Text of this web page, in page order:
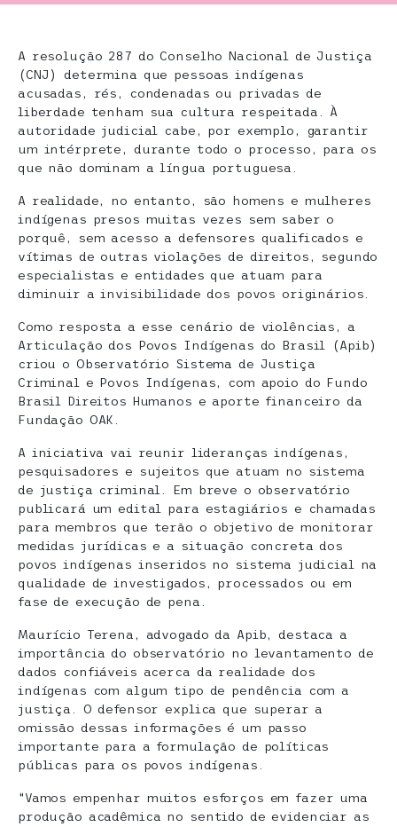
A resolução 287 do Conselho Nacional de Justiça
(CNJ) determina que pessoas indígenas
acusadas, rés, condenadas ou privadas de
liberdade tenham sua cultura respeitada. À
autoridade judicial cabe, por exemplo, garantir
um intérprete, durante todo o processo, para os
que não dominam a língua portuguesa.
A realidade, no entanto, são homens e mulheres
indígenas presos muitas vezes sem saber o
porquê, sem acesso a defensores qualificados e
vítimas de outras violações de direitos, segundo
especialistas e entidades que atuam para
diminuir a invisibilidade dos povos originários.
Como resposta a esse cenário de violências, a
Articulação dos Povos Indígenas do Brasil (Apib)
criou o Observatório Sistema de Justiça
Criminal e Povos Indígenas, com apoio do Fundo
Brasil Direitos Humanos e aporte financeiro da
Fundação OAK.
A iniciativa vai reunir lideranças indígenas,
pesquisadores e sujeitos que atuam no sistema
de justiça criminal. Em breve o observatório
publicará um edital para estagiários e chamadas
para membros que terão o objetivo de monitorar
medidas jurídicas e a situação concreta dos
povos indígenas inseridos no sistema judicial na
qualidade de investigados, processados ou em
fase de execução de pena.
Maurício Terena, advogado da Apib, destaca a
importância do observatório no levantamento de
dados confiáveis acerca da realidade dos
indígenas com algum tipo de pendência com a
justiça. O defensor explica que superar a
omissão dessas informações é um passo
importante para a formulação de políticas
públicas para os povos indígenas.
“Vamos empenhar muitos esforços em fazer uma
produção acadêmica no sentido de evidenciar as